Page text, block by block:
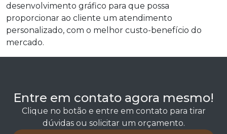
desenvolvimento gráfico para que possa
proporcionar ao cliente um atendimento
personalizado, com o melhor custo-benefício do
mercado.
Entre em contato agora mesmo!
Clique no botão e entre em contato para tirar
dúvidas ou solicitar um orçamento.